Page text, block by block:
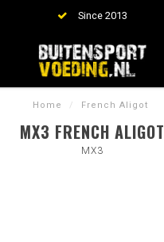
Since 2013
Home / French Aligot
MX3 FRENCH ALIGOT
MX3